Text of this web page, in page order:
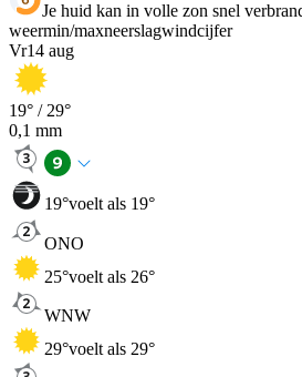
Je huid kan in volle zon snel
weermin/maxneerslagwindcijfer
Vr14 aug
19° / 29°
0,1 mm
19°voelt als 19°
ONO
25°voelt als 26°
WNW
29°voelt als 29°